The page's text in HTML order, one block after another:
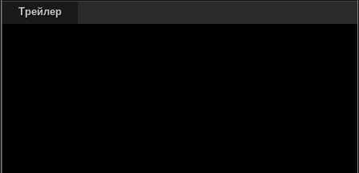
Трейлер